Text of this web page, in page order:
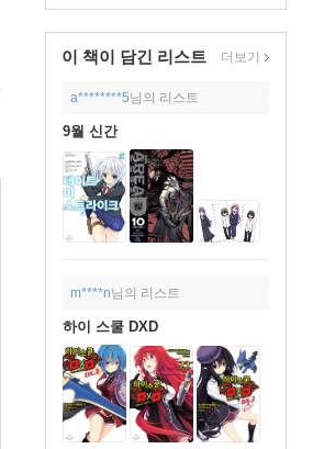
이 책이 담긴 리스트 더보기
a********5님의 리스트
9월 신간
m****n님의 리스트
하이 스쿨 DXD